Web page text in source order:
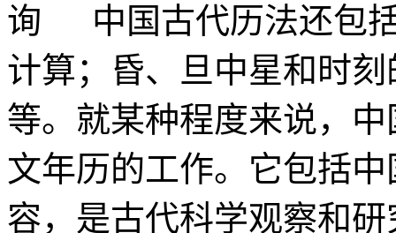
中国古代历法还包
计算；昏、旦中星和时
等。就某种程度来说，
文年历的工作。它包括
容，是古代科学观察和